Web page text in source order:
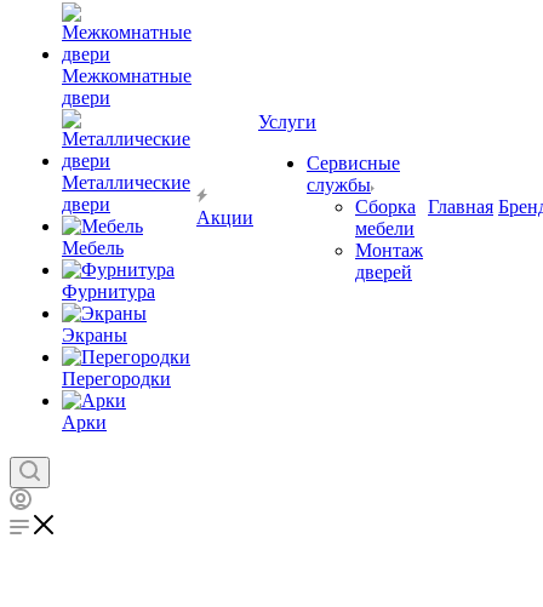
Межкомнатные
двери
Металлические
двери
Мебель
Фурнитура
Экраны
Перегородки
Арки
Акции
Услуги
Сервисные
службы
Сборка
мебели
Монтаж
дверей
Главная